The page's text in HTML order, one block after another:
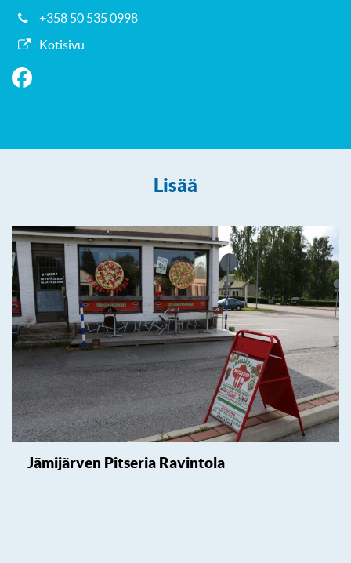
+358 50 535 0998
Kotisivu
Lisää
Jämijärven Pitseria Ravintola